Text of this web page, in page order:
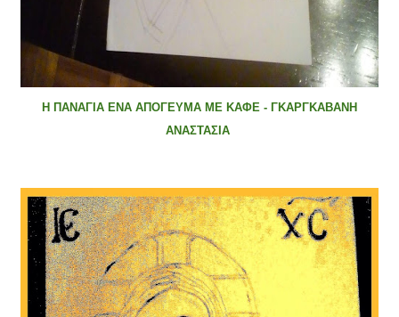
Η ΠΑΝΑΓΙΑ ΕΝΑ ΑΠΟΓΕΥΜΑ ΜΕ ΚΑΦΕ - ΓΚΑΡΓΚΑΒΑΝΗ
ΑΝΑΣΤΑΣΙΑ